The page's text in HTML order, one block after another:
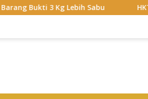
Sabu HKTI Asahan Geruduk